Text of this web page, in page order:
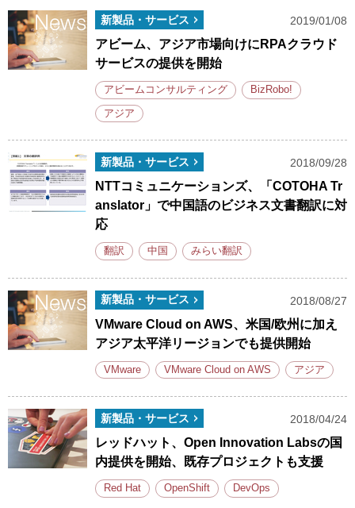
新製品・サービス 2019/01/08
アビーム、アジア市場向けにRPAクラウド
サービスの提供を開始
アビームコンサルティング BizRobo!
アジア
新製品・サービス 2018/09/28
NTTコミュニケーションズ、「COTOHA Tr
anslator」で中国語のビジネス文書翻訳に対
応
翻訳 中国 みらい翻訳
新製品・サービス 2018/08/27
VMware Cloud on AWS、米国/欧州に加え
アジア太平洋リージョンでも提供開始
VMware VMware Cloud on AWS アジア
新製品・サービス 2018/04/24
レッドハット、Open Innovation Labsの国
内提供を開始、既存プロジェクトも支援
Red Hat OpenShift DevOps